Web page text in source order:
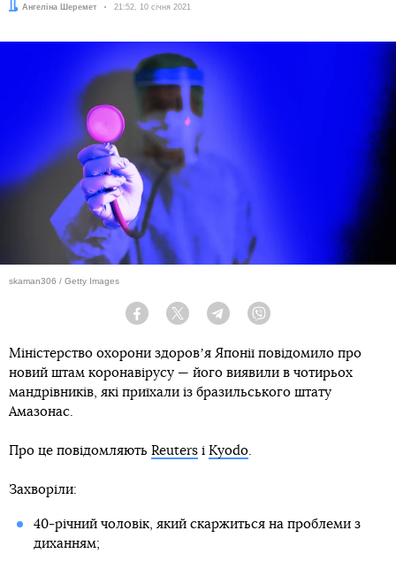
Автор:
Ангеліна Шеремет Дата:
21:52, 10 січня 2021
skaman306 / Getty Images
Facebook Twitter Telegram
Міністерство охорони здоровʼя Японії повідомило про
новий штам коронавірусу — його виявили в чотирьох
мандрівників, які приїхали із бразильського штату
Амазонас.
Про це повідомляють Reuters і Kyodo
Захворіли:
40-річний чоловік, який скаржиться на проблеми з
диханням;